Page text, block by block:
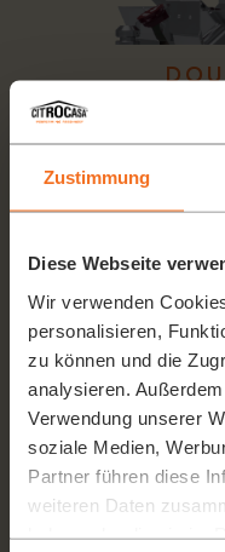
Zustimmung
Diese Webseite
Wir verwenden
personalisieren,
zu können und die
analysieren.
Verwendung unserer
soziale Medien,
Partner führen diese
weiteren Daten
haben oder die sie im
Das Double Cover ist
Durch die
Maschinenrückwand